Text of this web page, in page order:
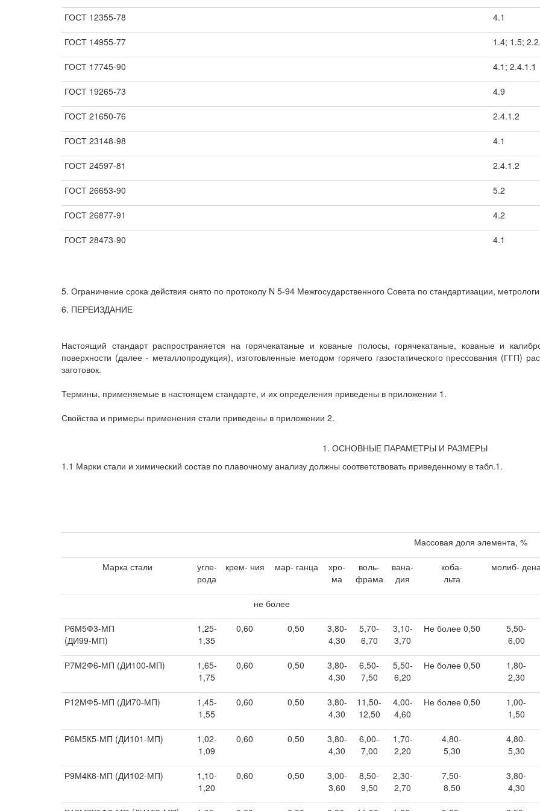
ГОСТ 12355-78 4.1
ГОСТ 14955-77 1.4; 1.5;
ГОСТ 17745-90 4.1; 2.4.1.1
ГОСТ 19265-73 4.9
ГОСТ 21650-76 2.4.1.2
ГОСТ 23148-98 4.1
ГОСТ 24597-81 2.4.1.2
ГОСТ 26653-90 5.2
ГОСТ 26877-91 4.2
ГОСТ 28473-90 4.1
5. Ограничение срока действия снято по протоколу N 5-94 Межгосударственного Совета по стандартизации,
6. ПЕРЕИЗДАНИЕ
Настоящий стандарт распространяется на горячекатаные и кованые полосы, горячекатаные, кованые и
поверхности (далее - металлопродукция), изготовленные методом горячего газостатического прессования
заготовок.
Термины, применяемые в настоящем стандарте, и их определения приведены в приложении 1.
Свойства и примеры применения стали приведены в приложении 2.
1. ОСНОВНЫЕ ПАРАМЕТРЫ И РАЗМЕРЫ
1.1 Марки стали и химический состав по плавочному анализу должны соответствовать приведенному в табл.1.
Массовая доля элемента, %
Марка стали
угле-
рода
крем- ния мар- ганца
хро-
ма
воль-
фрама
вана-
дия
коба-
льта
молиб-
не более
Р6М5Ф3-МП
(ДИ99-МП)
1,25-
1,35
0,60 0,50
3,80-
4,30
5,70-
6,70
3,10-
3,70
Не более 0,50
5,50-
6,00
Р7М2Ф6-МП (ДИ100-МП)
1,65-
1,75
0,60 0,50
3,80-
4,30
6,50-
7,50
5,50-
6,20
Не более 0,50
1,80-
2,30
Р12МФ5-МП (ДИ70-МП)
1,45-
1,55
0,60 0,50
3,80-
4,30
11,50-
12,50
4,00-
4,60
Не более 0,50
1,00-
1,50
Р6М5К5-МП (ДИ101-МП)
1,02-
1,09
0,60 0,50
3,80-
4,30
6,00-
7,00
1,70-
2,20
4,80-
5,30
4,80-
5,30
Р9М4К8-МП (ДИ102-МП)
1,10-
1,20
0,60 0,50
3,00-
3,60
8,50-
9,50
2,30-
2,70
7,50-
8,50
3,80-
4,30